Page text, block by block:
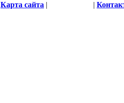
Карта сайта | |